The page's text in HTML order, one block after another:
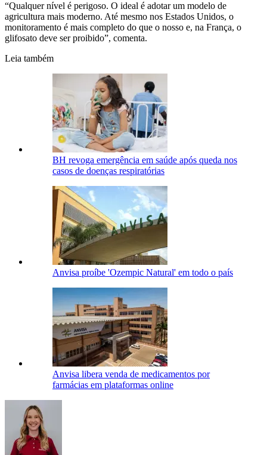
“Qualquer nível é perigoso. O ideal é adotar um modelo de
agricultura mais moderno. Até mesmo nos Estados Unidos, o
monitoramento é mais completo do que o nosso e, na França, o
glifosato deve ser proibido”, comenta.
Leia também
BH revoga emergência em saúde após queda nos
casos de doenças respiratórias
Anvisa proíbe 'Ozempic Natural' em todo o país
Anvisa libera venda de medicamentos por
farmácias em plataformas online